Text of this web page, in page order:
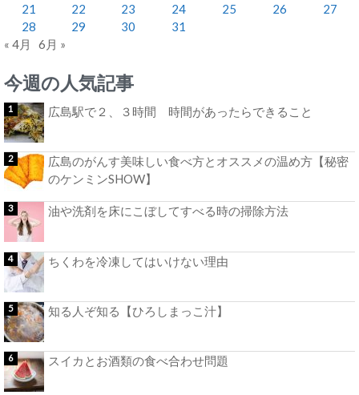
21
22 23 24 25 26
27
28
29 30
31
« 4月
6月 »
今週の人気記事
広島駅で２、３時間 時間があったらできること
広島のがんす美味しい食べ方とオススメの温め方【秘密
のケンミンSHOW】
油や洗剤を床にこぼしてすべる時の掃除方法
ちくわを冷凍してはいけない理由
知る人ぞ知る【ひろしまっこ汁】
スイカとお酒類の食べ合わせ問題